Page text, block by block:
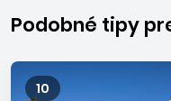
atraktívne ceny,
dovolenky
naprieč
letisko v Barcelone, kde
zájazdy
Podobné tipy
10